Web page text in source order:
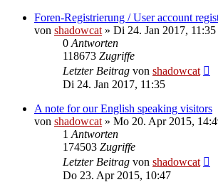
Foren-Registrierung / User account
von shadowcat » Di 24. Jan 2017, 11:35
0 Antworten
118673 Zugriffe
Letzter Beitrag von shadowcat
Di 24. Jan 2017, 11:35
A note for our English speaking visitors
von shadowcat » Mo 20. Apr 2015,
1 Antworten
174503 Zugriffe
Letzter Beitrag von shadowcat
Do 23. Apr 2015, 10:47